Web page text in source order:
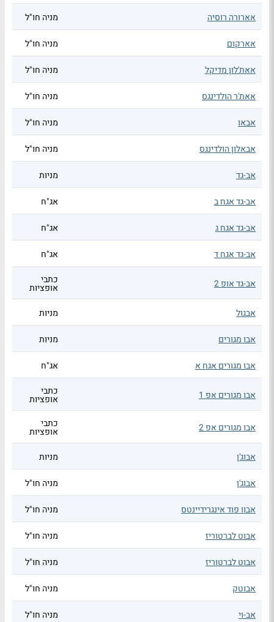
אארורה רוסיה מניה חו"ל
אארקום מניה חו"ל
אאת'לון מדיקל מניה חו"ל
אאת'ר הולדינגס מניה חו"ל
אבאו מניה חו"ל
אבאלון הולדינגס מניה חו"ל
אב-גד מניות
אב-גד אגח ב אג"ח
אב-גד אגח ג אג"ח
אב-גד אגח ד אג"ח
אב-גד אופ 2 כתבי
אופציות
אבגול
מניות
אבו מגורים מניות
אבו מגורים אגח א אג"ח
אבו מגורים אפ 1 כתבי
אופציות
אבו מגורים אפ 2 כתבי
אופציות
אבוג'ן
מניות
אבוג'ן מניה חו"ל
אבוו פוד אינגרידיינטס מניה חו"ל
אבוט לברטוריז מניה חו"ל
אבוט לברטוריז מניה חו"ל
אבוטק מניה חו"ל
אב-וי מניה חו"ל